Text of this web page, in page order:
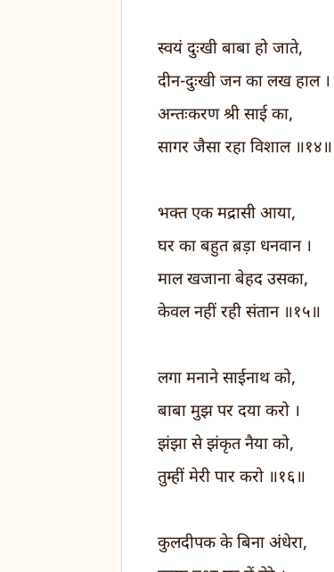
स्वयं दुःखी बाबा हो जाते,
दीन-दुःखी जन का लख हाल ।
अन्तःकरण श्री साई का,
सागर जैसा रहा विशाल ॥१४॥
भक्त एक मद्रासी आया,
घर का बहुत ब़ड़ा धनवान ।
माल खजाना बेहद उसका,
केवल नहीं रही संतान ॥१५॥
लगा मनाने साईनाथ को,
बाबा मुझ पर दया करो ।
झंझा से झंकृत नैया को,
तुम्हीं मेरी पार करो ॥१६॥
कुलदीपक के बिना अंधेरा,